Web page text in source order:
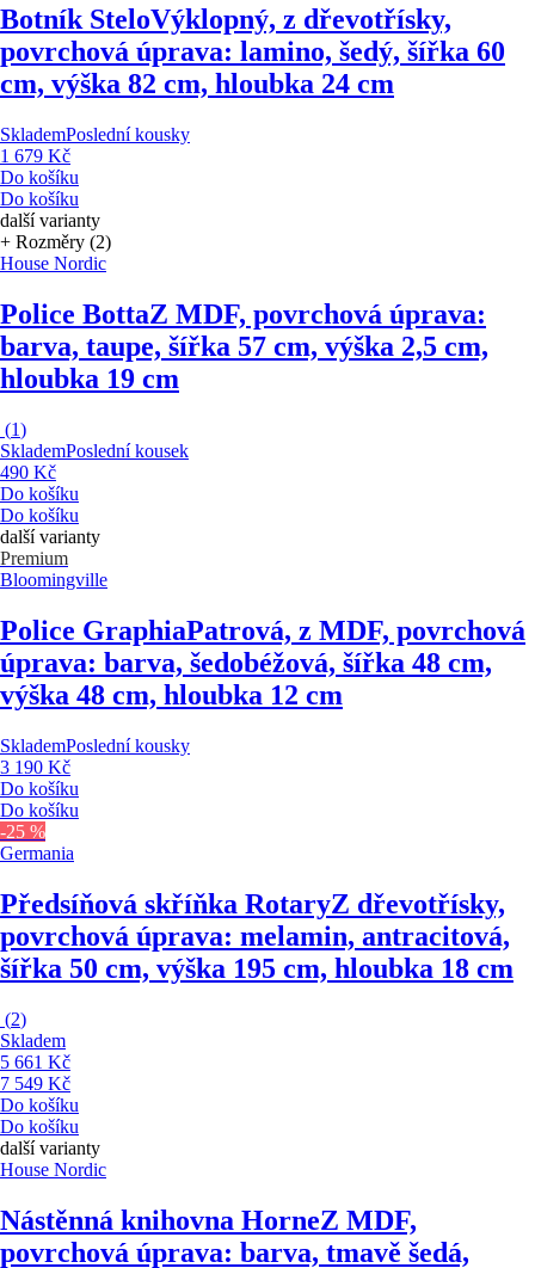
Botník SteloVýklopný, z dřevotřísky,
povrchová úprava: lamino, šedý, šířka 60
cm, výška 82 cm, hloubka 24 cm
SklademPoslední kousky
1 679 Kč
Do košíku
Do košíku
další varianty
+ Rozměry (2)
House Nordic
Police BottaZ MDF, povrchová úprava:
barva, taupe, šířka 57 cm, výška 2,5 cm,
hloubka 19 cm
(1)
SklademPoslední kousek
490 Kč
Do košíku
Do košíku
další varianty
Premium
Bloomingville
Police GraphiaPatrová, z MDF, povrchová
úprava: barva, šedobéžová, šířka 48 cm,
výška 48 cm, hloubka 12 cm
SklademPoslední kousky
3 190 Kč
Do košíku
Do košíku
-25 %
Germania
Předsíňová skříňka RotaryZ dřevotřísky,
povrchová úprava: melamin, antracitová,
šířka 50 cm, výška 195 cm, hloubka 18 cm
(2)
Skladem
5 661 Kč
7 549 Kč
Do košíku
Do košíku
další varianty
House Nordic
Nástěnná knihovna HorneZ MDF,
povrchová úprava: barva, tmavě šedá,